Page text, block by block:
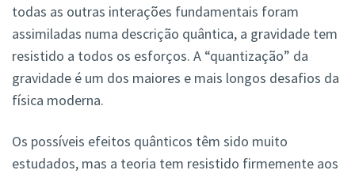
todas as outras interações fundamentais foram
assimiladas numa descrição quântica, a gravidade tem
resistido a todos os esforços. A “quantização” da
gravidade é um dos maiores e mais longos desafios da
física moderna.
Os possíveis efeitos quânticos têm sido muito
estudados, mas a teoria tem resistido firmemente aos